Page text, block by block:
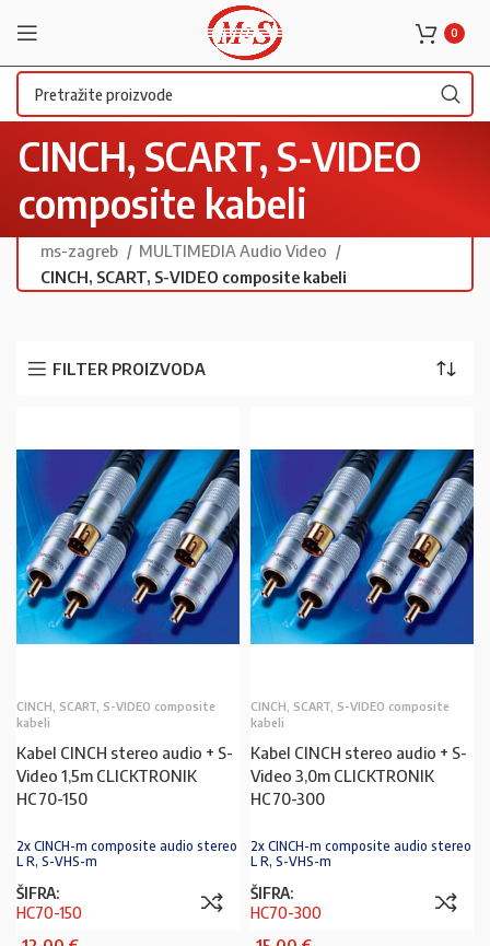
0
CINCH, SCART, S-VIDEO
composite kabeli
ms-zagreb
MULTIMEDIA Audio Video
CINCH, SCART, S-VIDEO composite kabeli
FILTER PROIZVODA
CINCH, SCART, S-VIDEO composite
kabeli
Kabel CINCH stereo audio + S-
Video 1,5m CLICKTRONIK
HC70-150
2x CINCH-m composite audio stereo
L R, S-VHS-m
ŠIFRA:
HC70-150
CINCH, SCART, S-VIDEO composite
kabeli
Kabel CINCH stereo audio + S-
Video 3,0m CLICKTRONIK
HC70-300
2x CINCH-m composite audio stereo
L R, S-VHS-m
ŠIFRA:
HC70-300